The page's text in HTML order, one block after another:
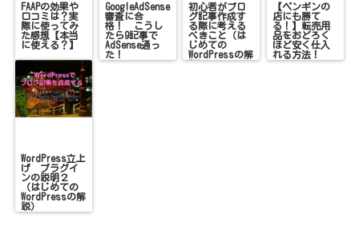
FAAPの効果や
口コミは？実
際に使ってみ
た感想【本当
に使える？】
GoogleAdSense
審査に合
格！ こうし
たら9記事で
AdSense通っ
た！
初心者がブロ
グ記事作成す
る際に考える
べきこと（は
じめての
WordPressの解
説）
【ペンギンの
店にも勝て
る！】転売用
品をおどろく
ほど安く仕入
れる方法！
WordPress立上
げ プラグイ
ンの説明２
（はじめての
WordPressの解
説）